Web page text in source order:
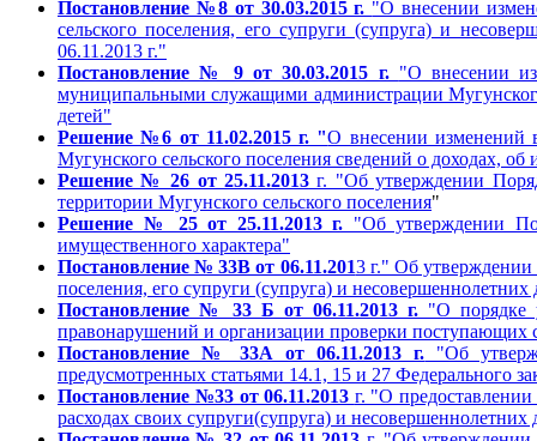
Постановление №8 от 30.03.2015 г. "О внесении
сельского поселения, его супруги (супруга) и
06.11.2013 г."
Постановление № 9 от 30.03.2015 г. "О внесении
муниципальными служащими администрации Мугунского
детей"
Решение №6 от 11.02.2015 г. "О внесении изменений
Мугунского сельского поселения сведений о доходах,
Решение № 26 от 25.11.2013г. "Об утверждении
территории Мугунского сельского поселения"
Решение № 25 от 25.11.2013 г. "Об утверждении
имущественного характера"
Постановление № 33В от 06.11.2013 г." Об утверждении
поселения, его супруги (супруга) и несовершеннолетних
Постановление № 33 Б от 06.11.2013 г. "О порядке
правонарушений и организации проверки поступающих
Постановление № 33А от 06.11.2013 г. "Об
предусмотренных статьями 14.1, 15 и 27 Федерального
Постановление №33 от 06.11.2013 г. "О
расходах своих супруги(супруга) и несовершеннолетних